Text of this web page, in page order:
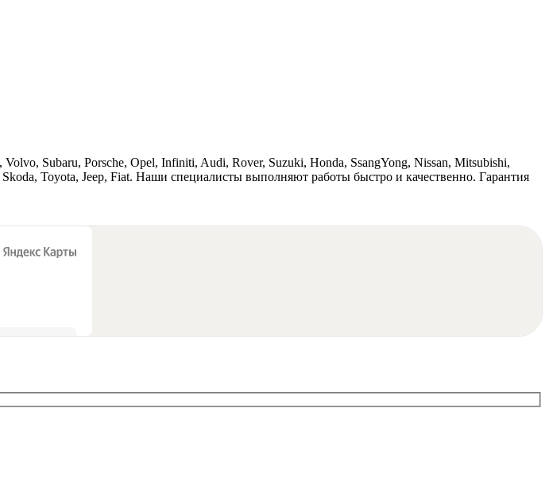
Subaru, Porsche, Opel, Infiniti, Audi, Rover, Suzuki, Honda, SsangYong, Nissan, Mitsubishi,
Toyota, Jeep, Fiat. Наши специалисты выполняют работы быстро и качественно. Гарантия